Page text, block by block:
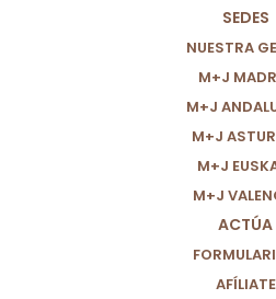
SEDES
NUESTRA
M+J
M+J
M+J
M+J
M+J
ACTÚA
AFÍLIATE
Salud De